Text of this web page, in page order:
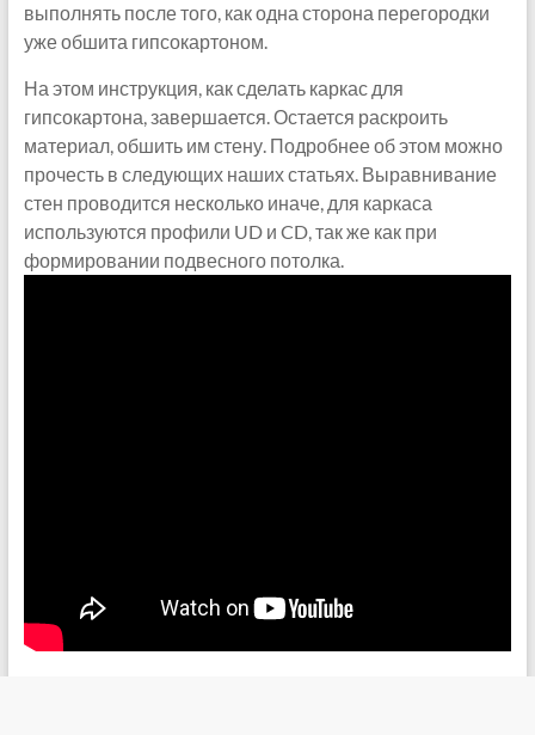
выполнять после того, как одна сторона перегородки
уже обшита гипсокартоном.
На этом инструкция, как сделать каркас для
гипсокартона, завершается. Остается раскроить
материал, обшить им стену. Подробнее об этом можно
прочесть в следующих наших статьях. Выравнивание
стен проводится несколько иначе, для каркаса
используются профили UD и CD, так же как при
формировании подвесного потолка.